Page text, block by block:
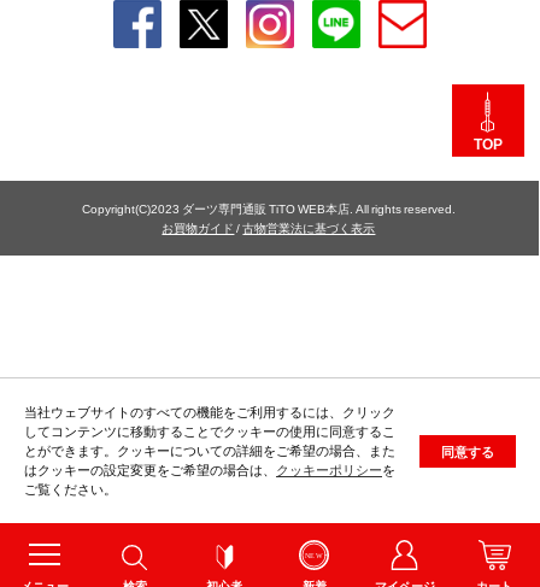
当社ウェブサイトのすべての機能をご利用するには、クリック
してコンテンツに移動することでクッキーの使用に同意するこ
とができます。クッキーについての詳細をご希望の場合、また
はクッキーの設定変更をご希望の場合は、 クッキーポリシーを
ご覧ください。
同意する
TOP
Copyright(C)2023 ダーツ専門通販 TiTO WEB本店. All rights reserved.
お買物ガイド /古物営業法に基づく表示